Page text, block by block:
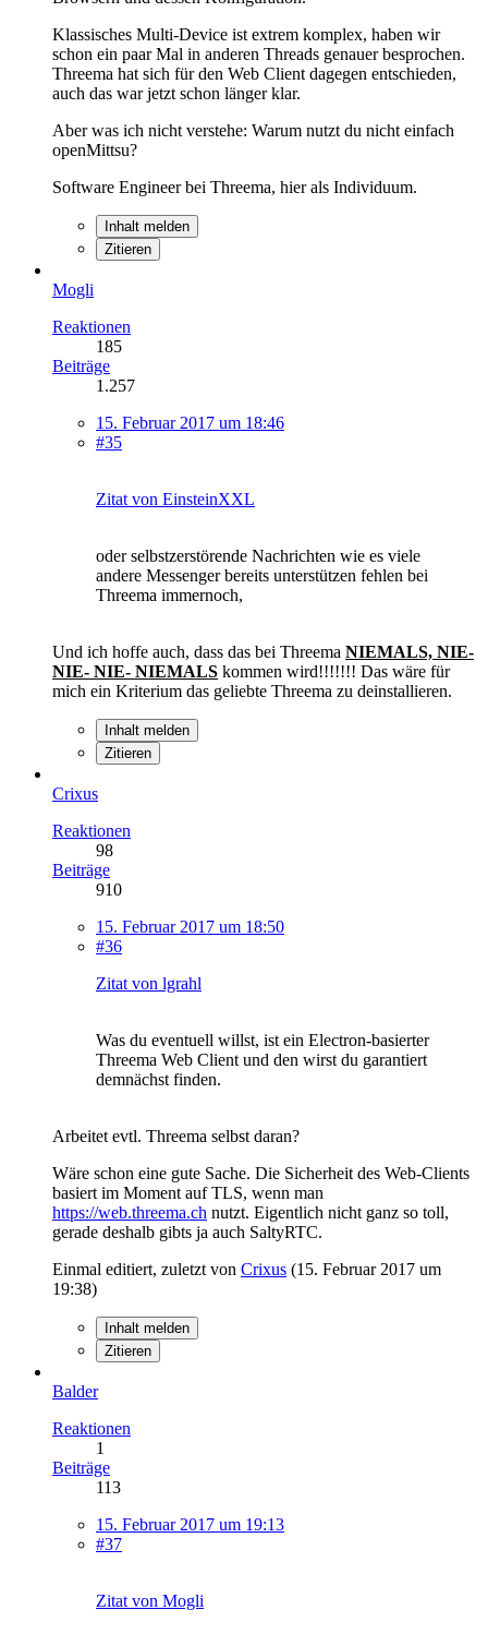
Klassisches Multi-Device ist extrem komplex, haben wir
schon ein paar Mal in anderen Threads genauer besprochen.
Threema hat sich für den Web Client dagegen entschieden,
auch das war jetzt schon länger klar.
Aber was ich nicht verstehe: Warum nutzt du nicht einfach
openMittsu?
Software Engineer bei Threema, hier als Individuum.
Inhalt melden
Zitieren
Mogli
Reaktionen
185
Beiträge
1.257
15. Februar 2017 um 18:46
#35
Zitat von EinsteinXXL
oder selbstzerstörende Nachrichten wie es viele
andere Messenger bereits unterstützen fehlen bei
Threema immernoch,
Und ich hoffe auch, dass das bei Threema NIEMALS, NIE-
NIE- NIE- NIEMALS kommen wird!!!!!!! Das wäre für
mich ein Kriterium das geliebte Threema zu deinstallieren.
Inhalt melden
Zitieren
Crixus
Reaktionen
98
Beiträge
910
15. Februar 2017 um 18:50
#36
Zitat von lgrahl
Was du eventuell willst, ist ein Electron-basierter
Threema Web Client und den wirst du garantiert
demnächst finden.
Arbeitet evtl. Threema selbst daran?
Wäre schon eine gute Sache. Die Sicherheit des Web-Clients
basiert im Moment auf TLS, wenn man
https://web.threema.ch nutzt. Eigentlich nicht ganz so toll,
gerade deshalb gibts ja auch SaltyRTC.
Einmal editiert, zuletzt von Crixus (15. Februar 2017 um
19:38)
Inhalt melden
Zitieren
Balder
Reaktionen
1
Beiträge
113
15. Februar 2017 um 19:13
#37
Zitat von Mogli